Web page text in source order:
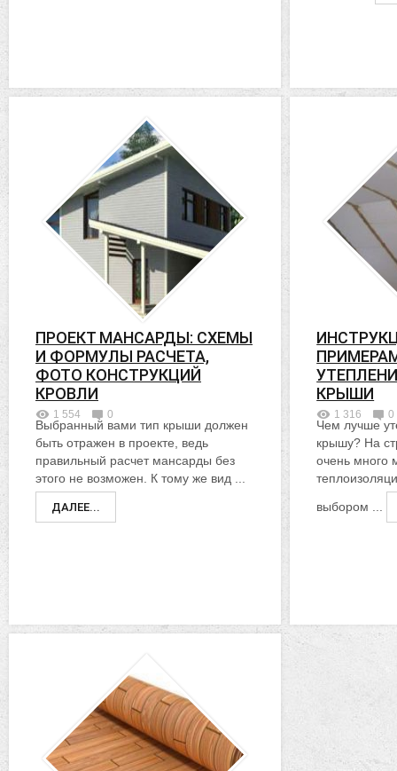
ПРОЕКТ МАНСАРДЫ: СХЕМЫ
И ФОРМУЛЫ РАСЧЕТА,
ФОТО КОНСТРУКЦИЙ
КРОВЛИ
1 554 0
Выбранный вами тип крыши должен
быть отражен в проекте, ведь
правильный расчет мансарды без
этого не возможен. К тому же вид ...
ДАЛЕЕ...
КРЫШИ
1 316 0
Чем лучше
крышу? На
очень много
выбором ...